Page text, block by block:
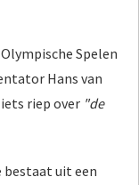
Spelen
Hans van
riep over "de
bestaat uit een